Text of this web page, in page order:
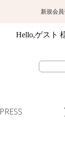
新規会
Hello,ゲスト
PRESS